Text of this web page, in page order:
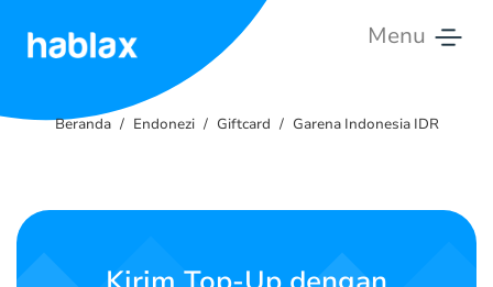
Menu
Tarif
Hubungi
Beranda Endonezi Giftcard Garena Indonesia IDR